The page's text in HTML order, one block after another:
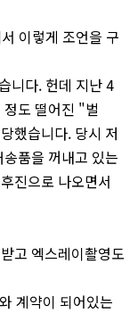
이렇게 조언을 구
니다. 헌데 지난 4
도 떨어진 "벌
했습니다. 당시 저
품을 꺼내고 있는
진으로 나오면서
고 엑스레이촬영도
계약이 되어있는